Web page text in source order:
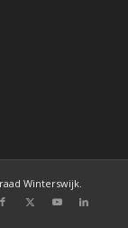
Winterswijk.